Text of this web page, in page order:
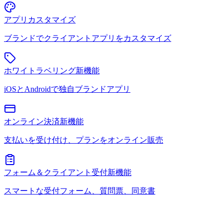
アプリカスタマイズ
ブランドでクライアントアプリをカスタマイズ
ホワイトラベリング新機能
iOSとAndroidで独自ブランドアプリ
オンライン決済新機能
支払いを受け付け、プランをオンライン販売
フォーム＆クライアント受付新機能
スマートな受付フォーム、質問票、同意書